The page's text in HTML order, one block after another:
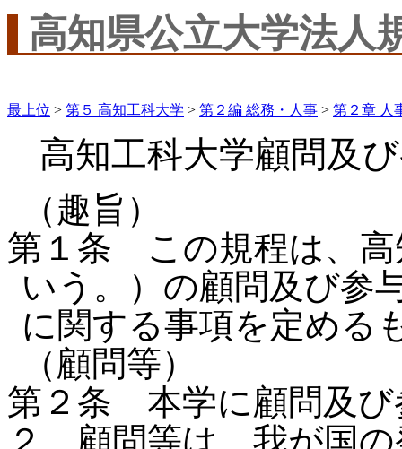
高知県公立大学法人
最上位 > 第５ 高知工科大学 > 第２編 総務・人事 > 第２章 人
高知工科大学顧問及
（趣旨）
第１条 この規程は、高
いう。）の顧問及び参
に関する事項を定める
（顧問等）
第２条 本学に顧問及び
２ 顧問等は、我が国